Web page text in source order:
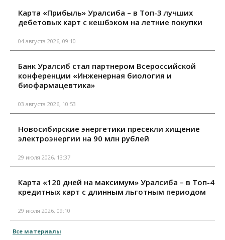
Карта «Прибыль» Уралсиба – в Топ-3 лучших
дебетовых карт с кешбэком на летние покупки
04 августа 2026, 09:10
Банк Уралсиб стал партнером Всероссийской
конференции «Инженерная биология и
биофармацевтика»
03 августа 2026, 10:53
Новосибирские энергетики пресекли хищение
электроэнергии на 90 млн рублей
29 июля 2026, 13:37
Карта «120 дней на максимум» Уралсиба – в Топ-4
кредитных карт с длинным льготным периодом
29 июля 2026, 09:10
Все материалы